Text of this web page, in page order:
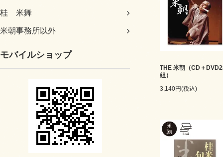
桂 米舞
米朝事務所以外
モバイルショップ
THE 米朝（CD＋
組）
3,140円(税込)